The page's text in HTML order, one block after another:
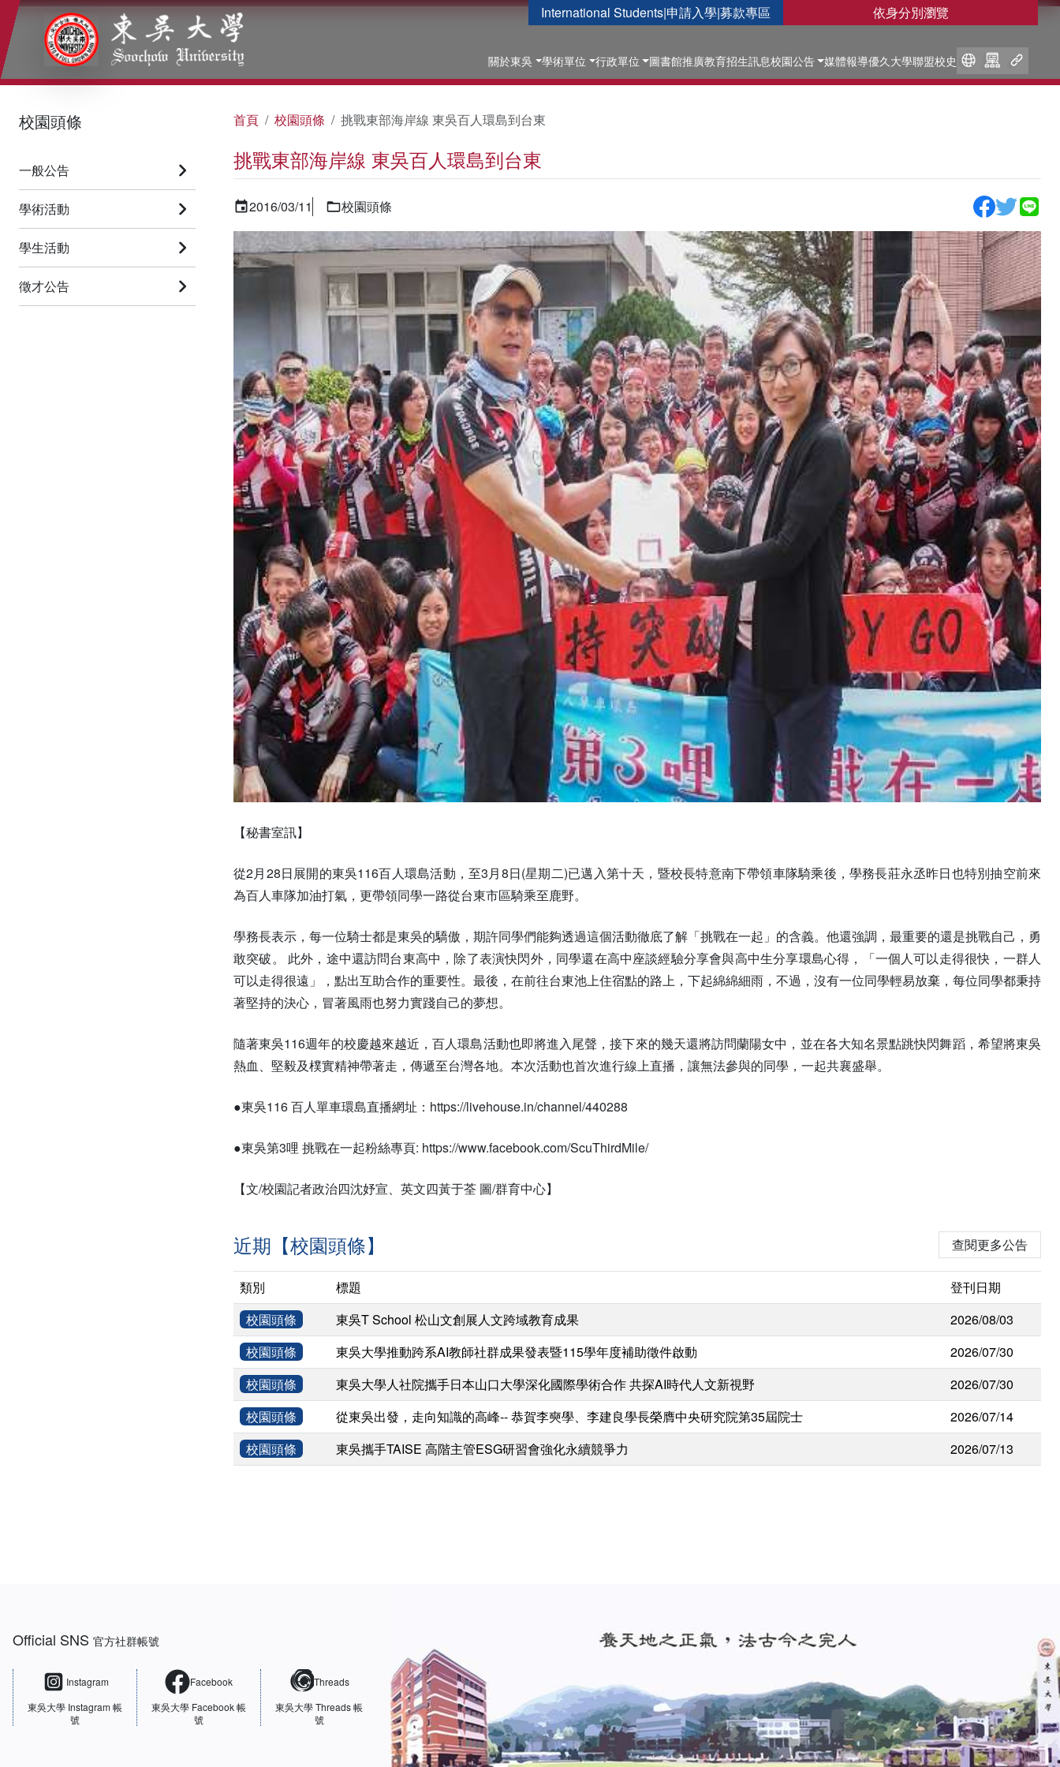
International Students|申請入學|募款專區 依身分別瀏覽
關於東吳 學術單位 行政單位 圖書館推廣教育招生訊息校園公告 媒體報導優久大學聯盟校史
:::
校園頭條
一般公告
學術活動
學生活動
徵才公告
首頁 校園頭條 挑戰東部海岸線 東吳百人環島到台東
挑戰東部海岸線 東吳百人環島到台東
2016/03/11 校園頭條
【秘書室訊】
從2月28日展開的東吳116百人環島活動，至3月8日(星期二)已邁入第十天，暨校長特意南下帶領車隊騎乘後，學務長莊永丞昨日也特別抽空前來
為百人車隊加油打氣，更帶領同學一路從台東市區騎乘至鹿野。
學務長表示，每一位騎士都是東吳的驕傲，期許同學們能夠透過這個活動徹底了解「挑戰在一起」的含義。他還強調，最重要的還是挑戰自己，勇
敢突破。 此外，途中還訪問台東高中，除了表演快閃外，同學還在高中座談經驗分享會與高中生分享環島心得，「一個人可以走得很快，一群人
可以走得很遠」，點出互助合作的重要性。最後，在前往台東池上住宿點的路上，下起綿綿細雨，不過，沒有一位同學輕易放棄，每位同學都秉持
著堅持的決心，冒著風雨也努力實踐自己的夢想。
隨著東吳116週年的校慶越來越近，百人環島活動也即將進入尾聲，接下來的幾天還將訪問蘭陽女中，並在各大知名景點跳快閃舞蹈，希望將東吳
熱血、堅毅及樸實精神帶著走，傳遞至台灣各地。本次活動也首次進行線上直播，讓無法參與的同學，一起共襄盛舉。
●東吳116 百人單車環島直播網址：https://livehouse.in/channel/440288
●東吳第3哩 挑戰在一起粉絲專頁: https://www.facebook.com/ScuThirdMile/
【文/校園記者政治四沈妤宣、英文四黃于荃 圖/群育中心】
近期【校園頭條】 查閱更多公告
類別 標題
登刊日期
校園頭條
東吳T School 松山文創展人文跨域教育成果
2026/08/03
校園頭條
東吳大學推動跨系AI教師社群成果發表暨115學年度補助徵件啟動
2026/07/30
校園頭條
東吳大學人社院攜手日本山口大學深化國際學術合作 共探AI時代人文新視野
2026/07/30
校園頭條
從東吳出發，走向知識的高峰-- 恭賀李奭學、李建良學長榮膺中央研究院第35屆院士
2026/07/14
校園頭條
東吳攜手TAISE 高階主管ESG研習會強化永續競爭力 2026/07/13
Official SNS 官方社群帳號
Instagram
東吳大學 Instagram 帳
號
Facebook
東吳大學 Facebook 帳
號
Threads
東吳大學Threads 帳
號